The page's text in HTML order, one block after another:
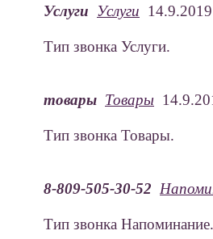
Услуги Услуги
Тип звонка Услуги.
товары Товары
Тип звонка Товары.
8-809-505-30-52
Тип звонка